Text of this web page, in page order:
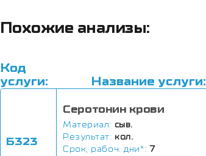
Похожие анализы:
Код
услуги:
Название услуги:
Б323
Серотонин крови
Материал: сыв.
Результат: кол.
Срок, рабоч. дни*: 7